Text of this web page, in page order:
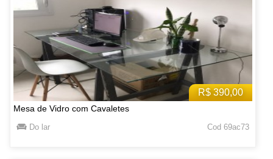
R$ 390,00
Mesa de Vidro com Cavaletes
Do lar Cod 69ac73